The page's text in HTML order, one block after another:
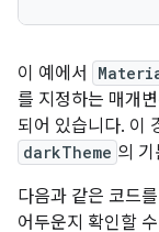
이 예에서
를 지정하는 매개
되어 있습니다. 이
darkTheme 의
다음과 같은 코드
어두운지 확인할